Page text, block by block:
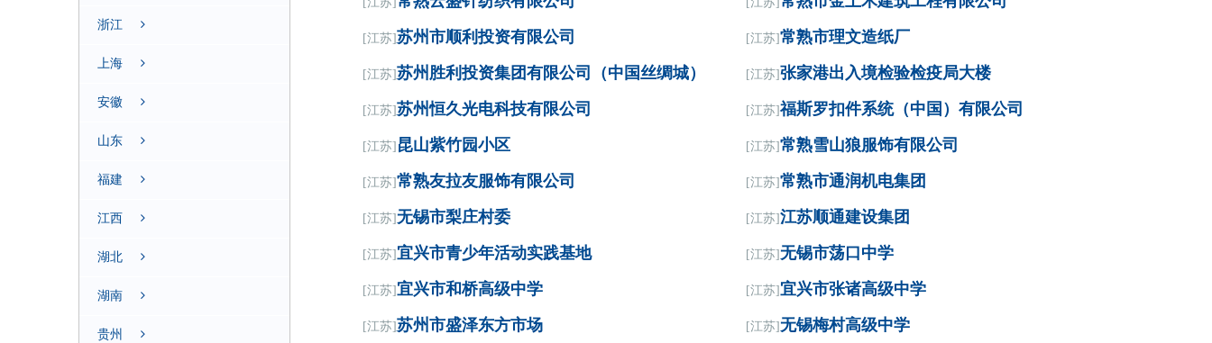
浙江
上海
安徽
山东
福建
江西
湖北
湖南
贵州
[江苏]苏州市顺利投资有限公司 [江苏]常熟市理文造纸厂
[江苏]苏州胜利投资集团有限公司（中国丝绸城） [江苏]张家港出入境检验检疫局大楼
[江苏]苏州恒久光电科技有限公司 [江苏]福斯罗扣件系统（中国）有限公司
[江苏] 昆山紫竹园小区 [江苏]常熟雪山狼服饰有限公司
[江苏]常熟友拉友服饰有限公司 [江苏]常熟市通润机电集团
[江苏]无锡市梨庄村委 [江苏]江苏顺通建设集团
[江苏]宜兴市青少年活动实践基地 [江苏]无锡市荡口中学
[江苏]宜兴市和桥高级中学 [江苏]宜兴市张诸高级中学
[江苏]苏州市盛泽东方市场 [江苏]无锡梅村高级中学